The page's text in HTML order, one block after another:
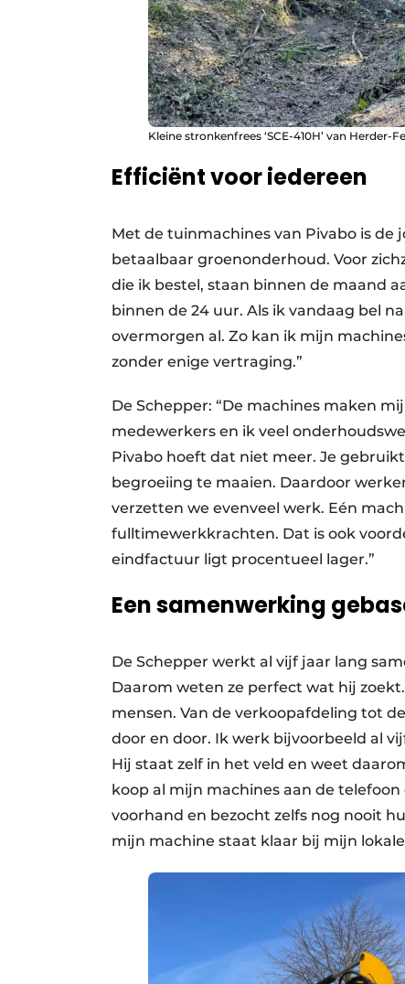
Kleine stronkenfrees ‘SCE-410H’ van Herder-
Efficiënt voor iedereen
Met de tuinmachines van Pivabo is
betaalbaar groenonderhoud. Voor
die ik bestel, staan binnen de maand
binnen de 24 uur. Als ik vandaag bel
overmorgen al. Zo kan ik mijn
zonder enige vertraging.”
De Schepper: “De machines maken
medewerkers en ik veel
Pivabo hoeft dat niet meer. Je
begroeiing te maaien. Daardoor
verzetten we evenveel werk. Eén
fulltimewerkkrachten. Dat is ook
eindfactuur ligt procentueel lager.”
Een samenwerking
De Schepper werkt al vijf jaar lang
Daarom weten ze perfect wat hij
mensen. Van de verkoopafdeling tot
door en door. Ik werk bijvoorbeeld al
Hij staat zelf in het veld en weet
koop al mijn machines aan de
voorhand en bezocht zelfs nog nooit
mijn machine staat klaar bij mijn lokale